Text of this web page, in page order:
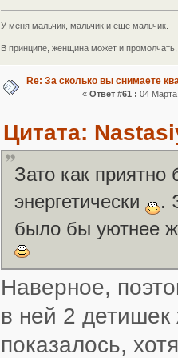
У меня мальчик, мальчик и еще мальчик.
В принципе, женщина может и
Re: За сколько вы снимаете
«Ответ #61 : 04
Цитата:
Зато как приятно
энергетически
.
было бы уютнее
Наверное,
в ней 2
показалось,